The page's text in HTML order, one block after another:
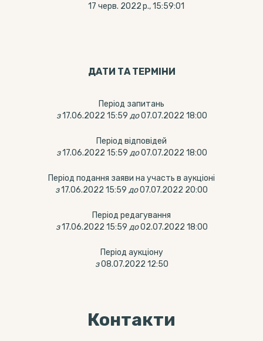
17 черв. 2022 р., 15:59:01
ДАТИ ТА ТЕРМIНИ
Період запитань
з 17.06.2022 15:59 до 07.07.2022 18:00
Період відповідей
з 17.06.2022 15:59 до 07.07.2022 18:00
Період подання заяви на участь в аукціоні
з17.06.2022 15:59 до07.07.2022 20:00
Період редагування
з 17.06.2022 15:59 до 02.07.2022 18:00
Період аукціону
з 08.07.2022 12:50
Контакти